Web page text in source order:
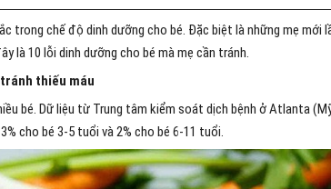
trong chế độ dinh dưỡng cho bé. Đặc biệt là những mẹ mới
là 10 lỗi dinh dưỡng cho bé mà mẹ cần tránh.
thiếu máu
bé. Dữ liệu từ Trung tâm kiểm soát dịch bệnh ở Atlanta
cho bé 3-5 tuổi và 2% cho bé 6-11 tuổi.